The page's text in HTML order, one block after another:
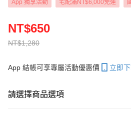
App 獨享活動 宅配滿NT$6,000免運
NT$1,280
NT$650
App 結帳可享專屬活動優惠價 立即
請選擇商品選項